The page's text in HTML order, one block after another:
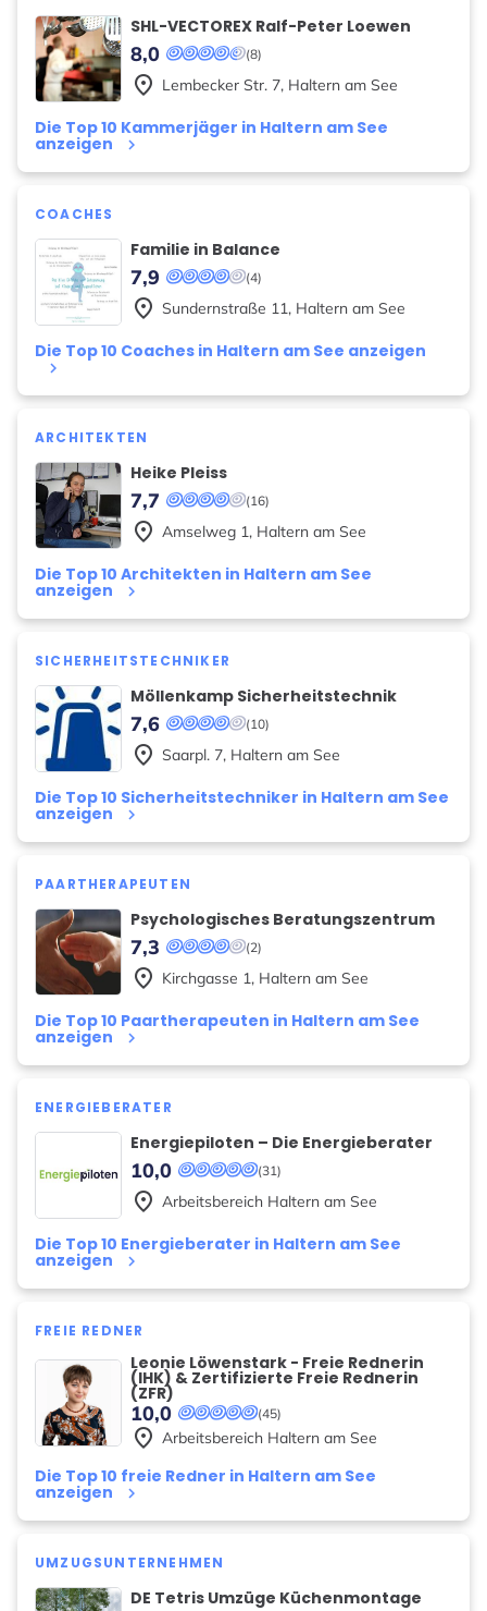
SHL-VECTOREX Ralf-Peter Loewen
(8)
8,0
Die Top 10 Kammerjäger in Haltern am See
anzeigen keyboard_arrow_right
place Lembecker Str. 7, Haltern am See
COACHES
Familie in Balance
(4)
7,9
Die Top 10 Coaches in Haltern am See anzeigen
keyboard_arrow_right
place Sundernstraße 11, Haltern am See
ARCHITEKTEN
Heike Pleiss
(16)
7,7
Die Top 10 Architekten in Haltern am See
anzeigen keyboard_arrow_right
place Amselweg 1, Haltern am See
SICHERHEITSTECHNIKER
Möllenkamp Sicherheitstechnik
(10)
7,6
Die Top 10 Sicherheitstechniker in Haltern am See
anzeigen keyboard_arrow_right
place Saarpl. 7, Haltern am See
PAARTHERAPEUTEN
Psychologisches Beratungszentrum
(2)
7,3
Die Top 10 Paartherapeuten in Haltern am See
anzeigen keyboard_arrow_right
place Kirchgasse 1, Haltern am See
ENERGIEBERATER
Energiepiloten – Die Energieberater
(31)
10,0
Die Top 10 Energieberater in Haltern am See
anzeigen keyboard_arrow_right
place Arbeitsbereich Haltern am See
FREIE REDNER
Leonie Löwenstark - Freie Rednerin
(IHK) & Zertifizierte Freie Rednerin
(ZFR)
(45)
10,0
Die Top 10 freie Redner in Haltern am See
anzeigen keyboard_arrow_right
place Arbeitsbereich Haltern am See
UMZUGSUNTERNEHMEN
DE Tetris Umzüge Küchenmontage